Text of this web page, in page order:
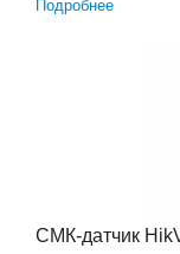
Подробнее
СМК-датчик